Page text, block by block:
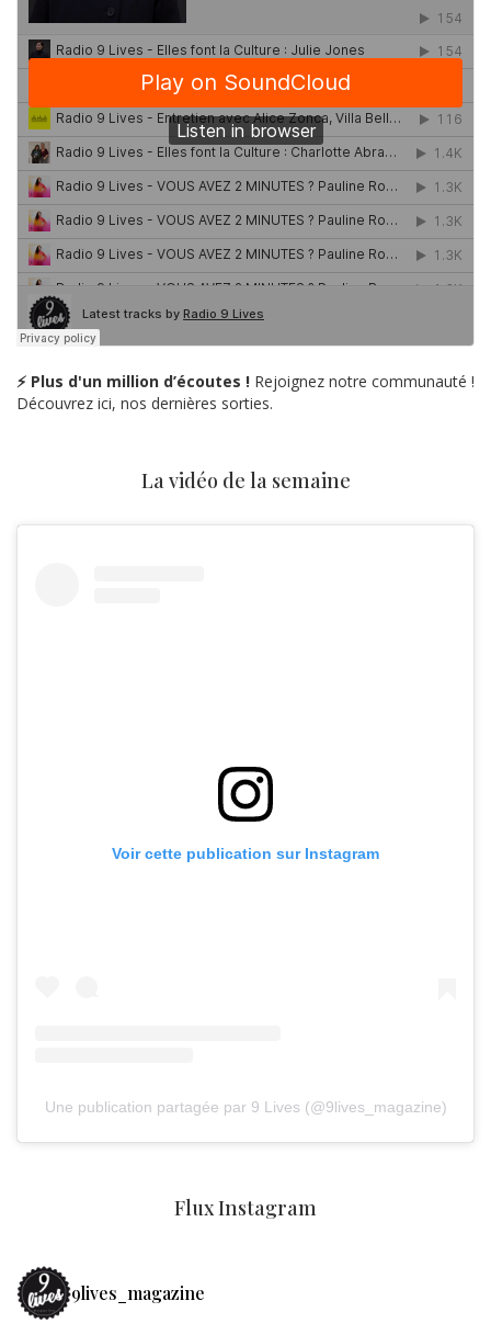
⚡ Plus d'un million d’écoutes ! Rejoignez notre communauté !
Découvrez ici, nos dernières sorties.
La vidéo de la semaine
Voir cette publication sur Instagram
Une publication partagée par 9 Lives (@9lives_magazine)
Flux Instagram
9lives_magazine